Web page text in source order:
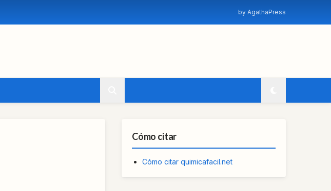
by AgathaPress
Cómo citar
Cómo citar quimicafacil.net